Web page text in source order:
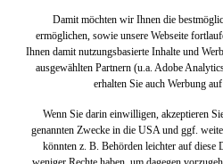
Damit möchten wir Ihnen die
ermöglichen, sowie unsere Webseite
Ihnen damit nutzungsbasierte Inhalte und
ausgewählten Partnern (u.a. Adobe
erhalten Sie auch Werbung
Wenn Sie darin einwilligen, akzeptieren
genannten Zwecke in die USA und ggf.
könnten z. B. Behörden leichter auf diese